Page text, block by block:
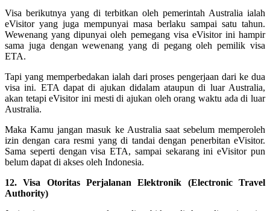
Visa berikutnya yang di terbitkan oleh pemerintah Australia ialah
eVisitor yang juga mempunyai masa berlaku sampai satu tahun.
Wewenang yang dipunyai oleh pemegang visa eVisitor ini hampir
sama juga dengan wewenang yang di pegang oleh pemilik visa
ETA.
Tapi yang memperbedakan ialah dari proses pengerjaan dari ke dua
visa ini. ETA dapat di ajukan didalam ataupun di luar Australia,
akan tetapi eVisitor ini mesti di ajukan oleh orang waktu ada di luar
Australia.
Maka Kamu jangan masuk ke Australia saat sebelum memperoleh
izin dengan cara resmi yang di tandai dengan penerbitan eVisitor.
Sama seperti dengan visa ETA, sampai sekarang ini eVisitor pun
belum dapat di akses oleh Indonesia.
12. Visa Otoritas Perjalanan Elektronik (Electronic Travel
Authority)